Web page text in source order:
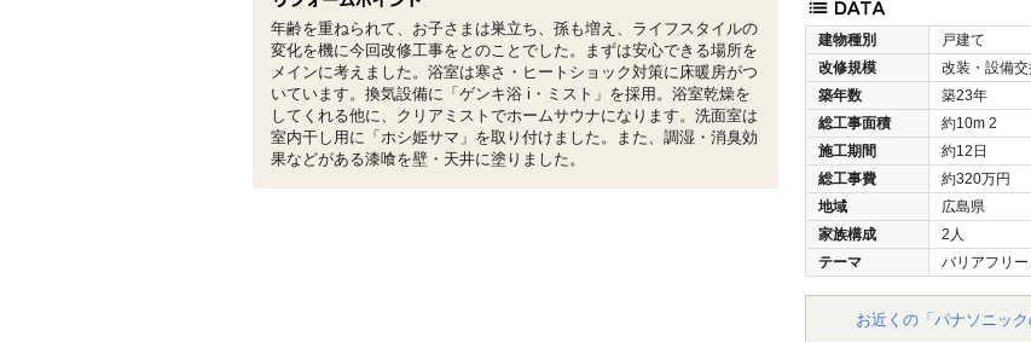
建物種別
戸建て
改修規模
改装・設備交
築年数
築23年
総工事面積
約10m 2
施工期間
約12日
総工事費
約320万円
地域
広島県
家族構成
2人
テーマ
バリアフリ
お近くの「パナソニッ
年齢を重ねられて、お子さまは巣立ち、孫も増え、ライフスタイルの
変化を機に今回改修工事をとのことでした。まずは安心できる場所を
メインに考えました。浴室は寒さ・ヒートショック対策に床暖房がつ
いています。換気設備に「ゲンキ浴 i・ミスト」を採用。浴室乾燥を
してくれる他に、クリアミストでホームサウナになります。洗面室は
室内干し用に「ホシ姫サマ」を取り付けました。また、調湿・消臭効
果などがある漆喰を壁・天井に塗りました。